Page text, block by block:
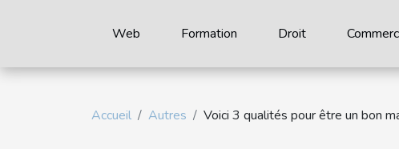
Web Formation Droit
Accueil Autres Voici 3 qualités pour être un bon